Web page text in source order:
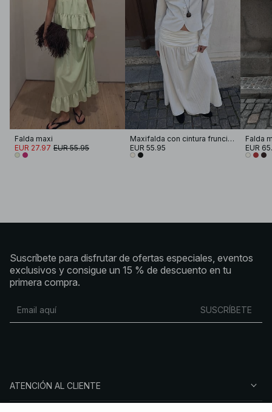
Falda maxi
EUR 27.97 EUR 55.95
Maxifalda con cintura fruncida
EUR 55.95
Falda
EUR
Suscríbete para disfrutar de ofertas especiales, eventos
exclusivos y consigue un 15 % de descuento en tu
primera compra.
SUSCRÍBETE
ATENCIÓN AL CLIENTE